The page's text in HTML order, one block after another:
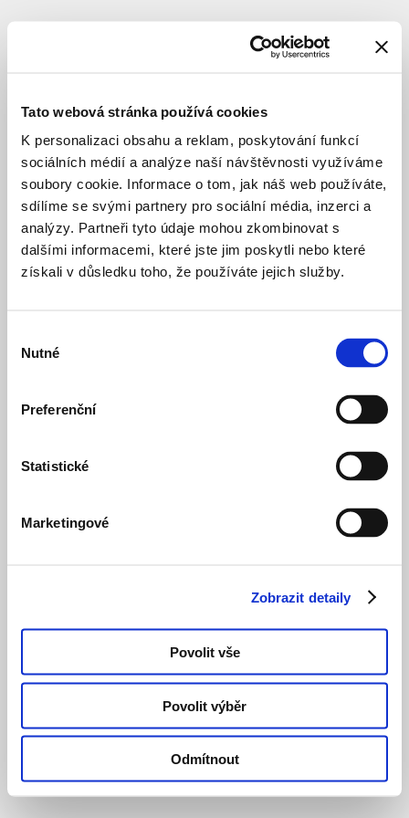
Tato webová stránka používá cookies
K personalizaci obsahu a reklam, poskytování funkcí
sociálních médií a analýze naší návštěvnosti využíváme
soubory cookie. Informace o tom, jak náš web používáte,
sdílíme se svými partnery pro sociální média, inzerci a
analýzy. Partneři tyto údaje mohou zkombinovat s
dalšími informacemi, které jste jim poskytli nebo které
získali v důsledku toho, že používáte jejich služby.
souhlasu
Nutné
Preferenční
Statistické
Marketingové
Zobrazit detaily
Povolit vše
Povolit výběr
Odmítnout
SUBJEKT
Natálie
autor
BYDLENÍ OBECNÍ STUDIE
před 8 měsíci
Červený
Dvůr